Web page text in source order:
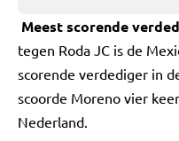
Meest scorende
tegen Roda JC is de
scorende verdediger in
scoorde Moreno vier
Nederland.